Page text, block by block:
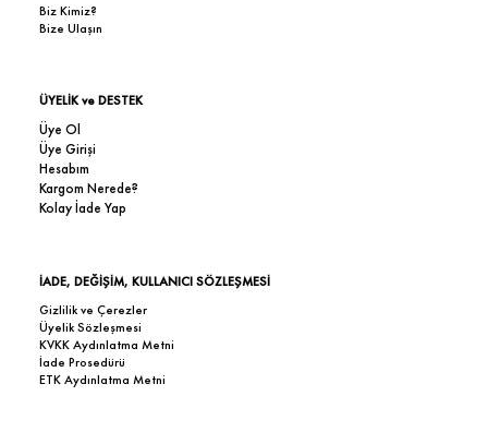
Biz Kimiz?
Bize Ulaşın
ÜYELİK ve DESTEK
Üye Ol
Üye Girişi
Hesabım
Kargom Nerede?
Kolay İade Yap
İADE, DEĞİŞİM, KULLANICI SÖZLEŞMESİ
Gizlilik ve Çerezler
Üyelik Sözleşmesi
KVKK Aydınlatma Metni
İade Prosedürü
ETK Aydınlatma Metni